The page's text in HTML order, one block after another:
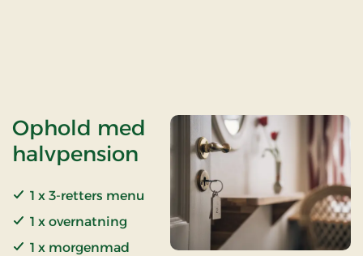
Ophold med
halvpension
1 x 3-retters menu
1 x overnatning
1 x morgenmad